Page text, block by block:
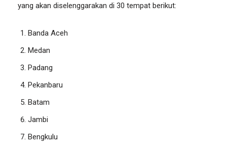
yang akan diselenggarakan di 30 tempat berikut:
Banda Aceh
Medan
Padang
Pekanbaru
Batam
Jambi
Bengkulu